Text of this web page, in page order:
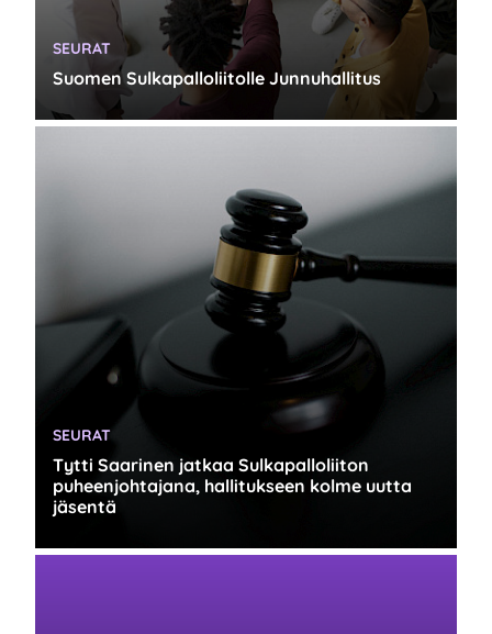
Suomen Sulkapalloliitolle Junnuhallitus
KATEGORIA:
SEURAT
Tytti Saarinen jatkaa Sulkapalloliiton
puheenjohtajana, hallitukseen kolme uutta
jäsentä
KATEGORIA:
SEURAT